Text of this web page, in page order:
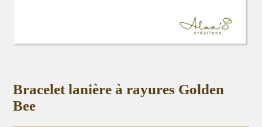
Bracelet lanière à rayures Golden
Bee